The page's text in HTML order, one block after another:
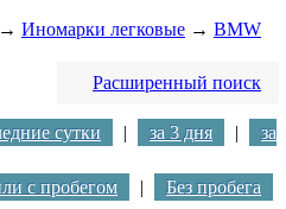
→ Иномарки легковые → BMW
Расширенный поиск
сутки | за 3 дня |
за
с пробегом
|
Без пробега